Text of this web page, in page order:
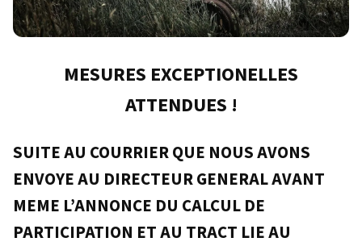
MESURES EXCEPTIONELLES
ATTENDUES !
SUITE AU COURRIER QUE NOUS AVONS
ENVOYE AU DIRECTEUR GENERAL AVANT
MEME L’ANNONCE DU CALCUL DE
PARTICIPATION ET AU TRACT LIE AU